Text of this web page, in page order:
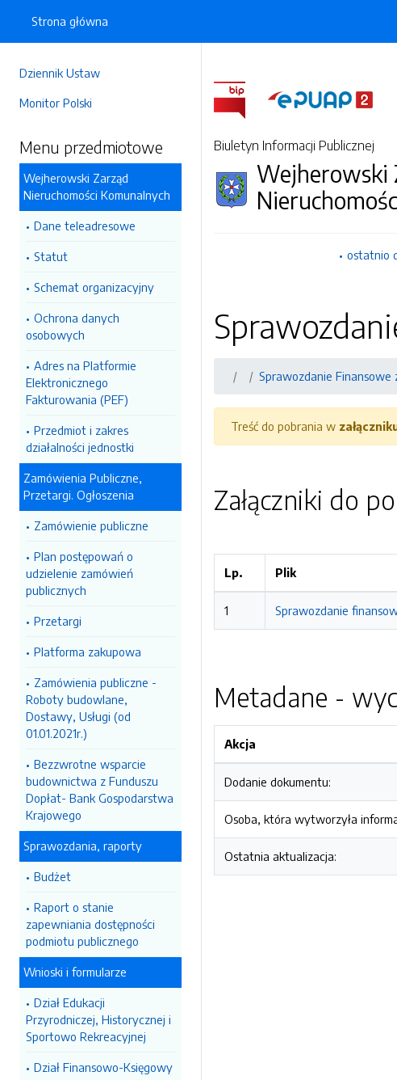
Dziennik Ustaw
Monitor Polski
Menu przedmiotowe
Wejherowski Zarząd
Nieruchomości Komunalnych
Dane teleadresowe
Statut
Schemat organizacyjny
Ochrona danych
osobowych
Adres na Platformie
Elektronicznego
Fakturowania (PEF)
Przedmiot i zakres
działalności jednostki
Zamówienia Publiczne,
Przetargi. Ogłoszenia
Zamówienie publiczne
Plan postępowań o
udzielenie zamówień
publicznych
Przetargi
Platforma zakupowa
Zamówienia publiczne -
Roboty budowlane,
Dostawy, Usługi (od
01.01.2021r.)
Bezzwrotne wsparcie
budownictwa z Funduszu
Dopłat- Bank Gospodarstwa
Krajowego
Sprawozdania, raporty
Budżet
Raport o stanie
zapewniania dostępności
podmiotu publicznego
Wnioski i formularze
Dział Edukacji
Przyrodniczej, Historycznej i
Sportowo Rekreacyjnej
Dział Finansowo-Księgowy
Strona główna
Biuletyn Informacji Publicznej
Wejherowski
ostatnio
Sprawozdanie Finansowe
Treść do pobrania w
Załączniki do
Lp. Plik
1 Sprawozdanie
Metadane -
Akcja
Dodanie dokumentu:
Osoba, która wytworzyła
Ostatnia aktualizacja: